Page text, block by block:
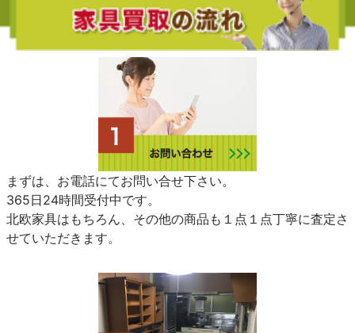
まずは、お電話にてお問い合せ下さい。
365日24時間受付中です。
北欧家具はもちろん、その他の商品も１点１点丁寧に査定さ
せていただきます。